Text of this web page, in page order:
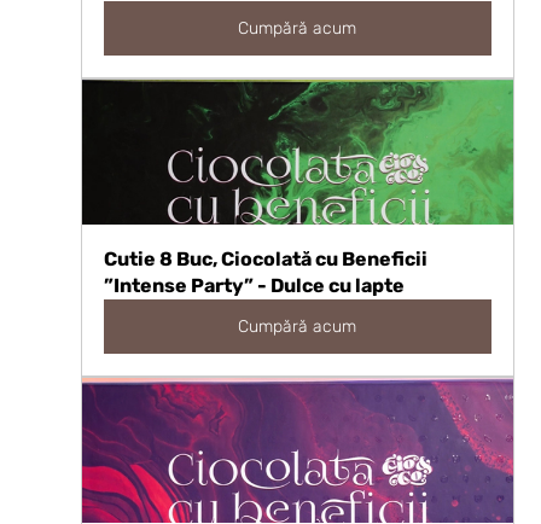
Cumpără acum
Cutie 8 Buc, Ciocolată cu Beneficii
”Intense Party” - Dulce cu lapte
Cumpără acum